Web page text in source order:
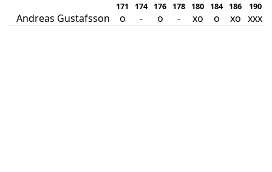
171 174 176 178 180 184 186 190
Andreas Gustafsson o - o - xo o xo xxx